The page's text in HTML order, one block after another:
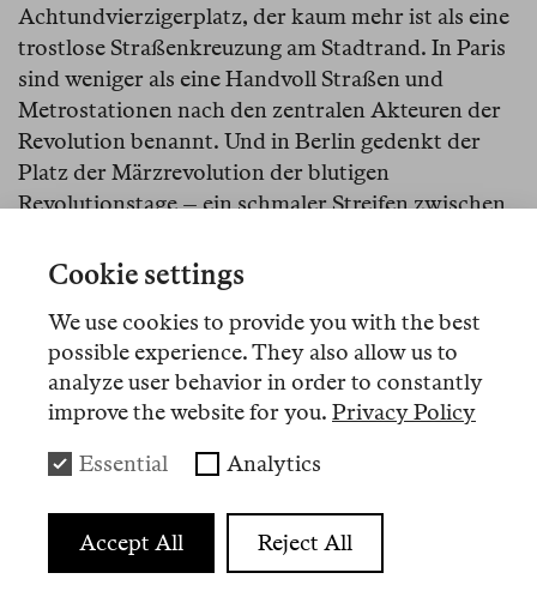
Achtundvierzigerplatz, der kaum mehr ist als eine
trostlose Straßenkreuzung am Stadtrand. In Paris
sind weniger als eine Handvoll Straßen und
Metrostationen nach den zentralen Akteuren der
Revolution benannt. Und in Berlin gedenkt der
Platz der Märzrevolution der blutigen
Revolutionstage – ein schmaler Streifen zwischen
offiziell so benannt als «noch zu gestaltender
Ein Hinweisschild sucht man vergebens, nur eine
Statue von Heinrich Heine mit einer
Barrikadenillustration auf der Rückseite weckt
Unglück, aber ein noch größeres Unglück ist eine
schon seit geraumer Zeit in Paris lebte und sich im
Revolutionsjahr die Streichung seiner üppigen
Cookie settings
We use cookies to provide you with the best
possible experience. They also allow us to
analyze user behavior in order to constantly
improve the website for you. Privacy Policy
Essential Analytics
Accept All Reject All